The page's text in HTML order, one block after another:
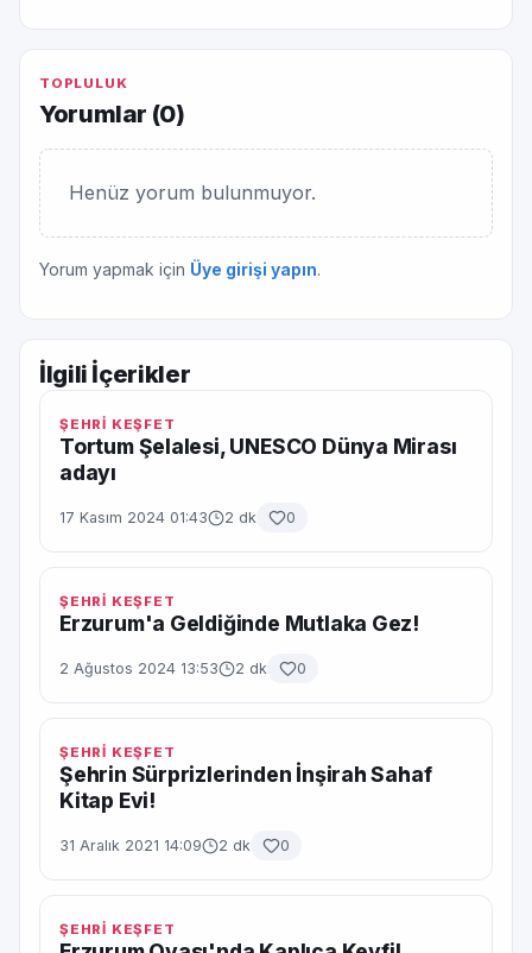
TOPLULUK
Yorumlar (0)
Henüz yorum bulunmuyor.
Yorum yapmak için Üye girişi yapın.
İlgili İçerikler
ŞEHRİ KEŞFET
Tortum Şelalesi, UNESCO Dünya Mirası
adayı
17 Kasım 2024 01:43 2 dk 0
ŞEHRİ KEŞFET
Erzurum'a Geldiğinde Mutlaka Gez!
2 Ağustos 2024 13:53 2 dk 0
ŞEHRİ KEŞFET
Şehrin Sürprizlerinden İnşirah Sahaf
Kitap Evi!
31 Aralık 2021 14:09 2 dk 0
ŞEHRİ KEŞFET